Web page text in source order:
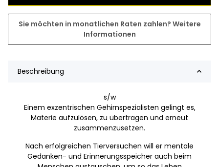
Sie möchten in monatlichen Raten zahlen? Weitere
Informationen
Beschreibung
s/w
Einem exzentrischen Gehirnspezialisten gelingt es,
Materie aufzulösen, zu übertragen und erneut
zusammenzusetzen.
Nach erfolgreichen Tierversuchen will er mentale
Gedanken- und Erinnerungsspeicher auch beim